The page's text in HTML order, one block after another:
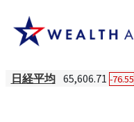
日経平均 65,606.71 -76.55